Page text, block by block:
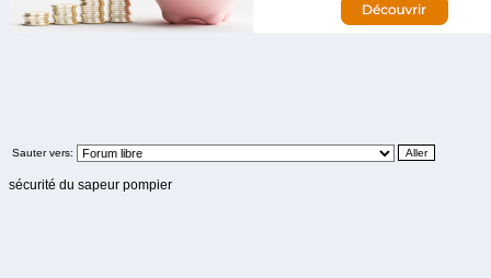
Sauter vers:
sécurité du sapeur pompier